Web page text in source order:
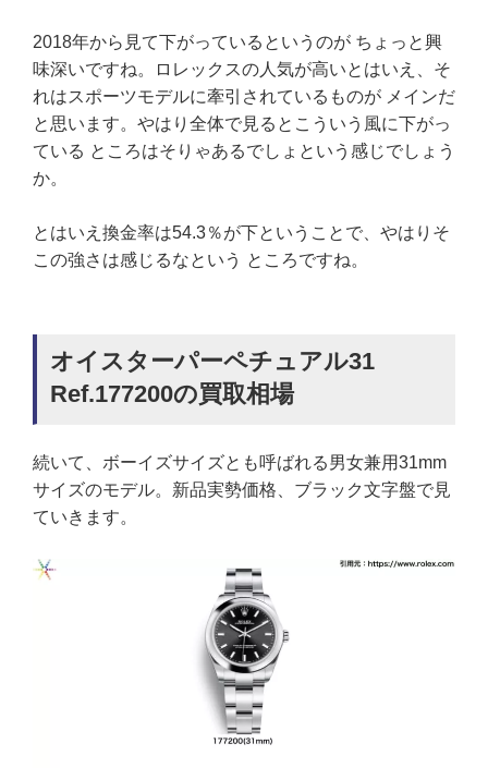
2018年から見て下がっているというのが ちょっと興
味深いですね。ロレックスの人気が高いとはいえ、そ
れはスポーツモデルに牽引されているものが メインだ
と思います。やはり全体で見るとこういう風に下がっ
ている ところはそりゃあるでしょという感じでしょう
か。
とはいえ換金率は54.3％が下ということで、やはりそ
この強さは感じるなという ところですね。
オイスターパーペチュアル31
Ref.177200の買取相場
続いて、ボーイズサイズとも呼ばれる男女兼用31mm
サイズのモデル。新品実勢価格、ブラック文字盤で見
ていきます。